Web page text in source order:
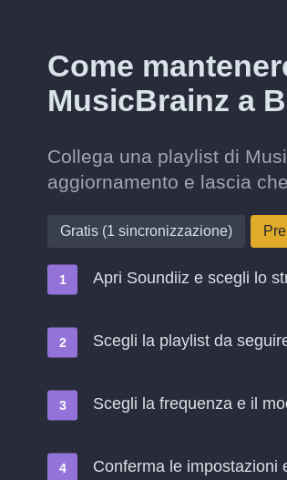
Come
MusicBrainz a
Collega una playlist di
aggiornamento e lascia
Gratis (1 sincronizzazione)
Apri Soundiiz e scegli lo
Scegli la playlist da
Scegli la frequenza e il
Conferma le impostazioni